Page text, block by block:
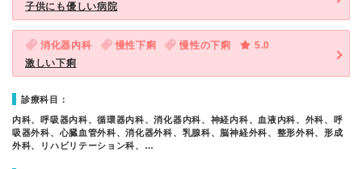
子供にも優しい病院
消化器内科 慢性下痢 慢性の下痢
5.0
激しい下痢
診療科目：
内科、呼吸器内科、循環器内科、消化器内科、神経内科、血液内科、外科、呼
吸器外科、心臓血管外科、消化器外科、乳腺科、脳神経外科、整形外科、形成
外科、リハビリテーション科、…